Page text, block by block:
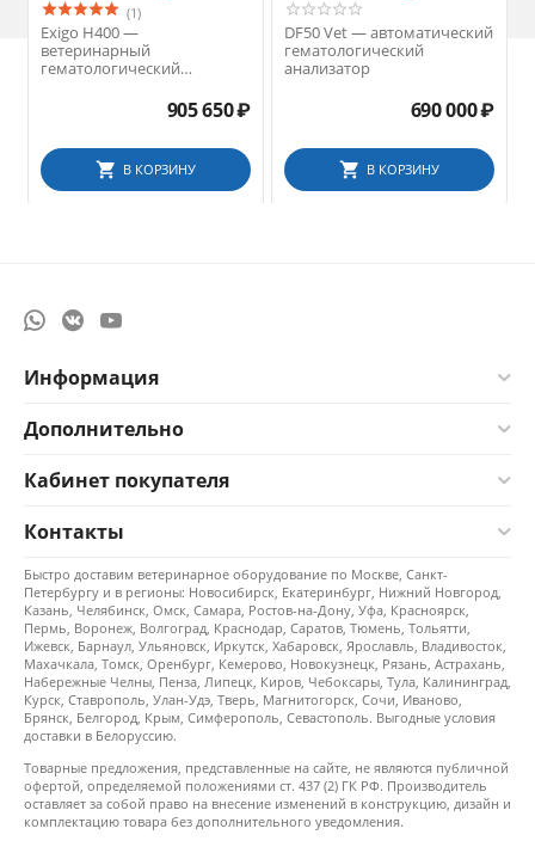
(1)
Exigo H400 —
ветеринарный
гематологический
905 650₽
В КОРЗИНУ
DF50 Vet — автоматический
гематологический
анализатор
690 000₽
В КОРЗИНУ
Информация
Дополнительно
Кабинет покупателя
Контакты
Быстро доставим ветеринарное оборудование по Москве, Санкт-
Петербургу и в регионы: Новосибирск, Екатеринбург, Нижний Новгород,
Казань, Челябинск, Омск, Самара, Ростов-на-Дону, Уфа, Красноярск,
Пермь, Воронеж, Волгоград, Краснодар, Саратов, Тюмень, Тольятти,
Ижевск, Барнаул, Ульяновск, Иркутск, Хабаровск, Ярославль, Владивосток,
Махачкала, Томск, Оренбург, Кемерово, Новокузнецк, Рязань, Астрахань,
Набережные Челны, Пенза, Липецк, Киров, Чебоксары, Тула, Калининград,
Курск, Ставрополь, Улан-Удэ, Тверь, Магнитогорск, Сочи, Иваново,
Брянск, Белгород, Крым, Симферополь, Севастополь. Выгодные условия
доставки в Белоруссию.
Товарные предложения, представленные на сайте, не являются публичной
офертой, определяемой положениями ст. 437 (2) ГК РФ. Производитель
оставляет за собой право на внесение изменений в конструкцию, дизайн и
комплектацию товара без дополнительного уведомления.